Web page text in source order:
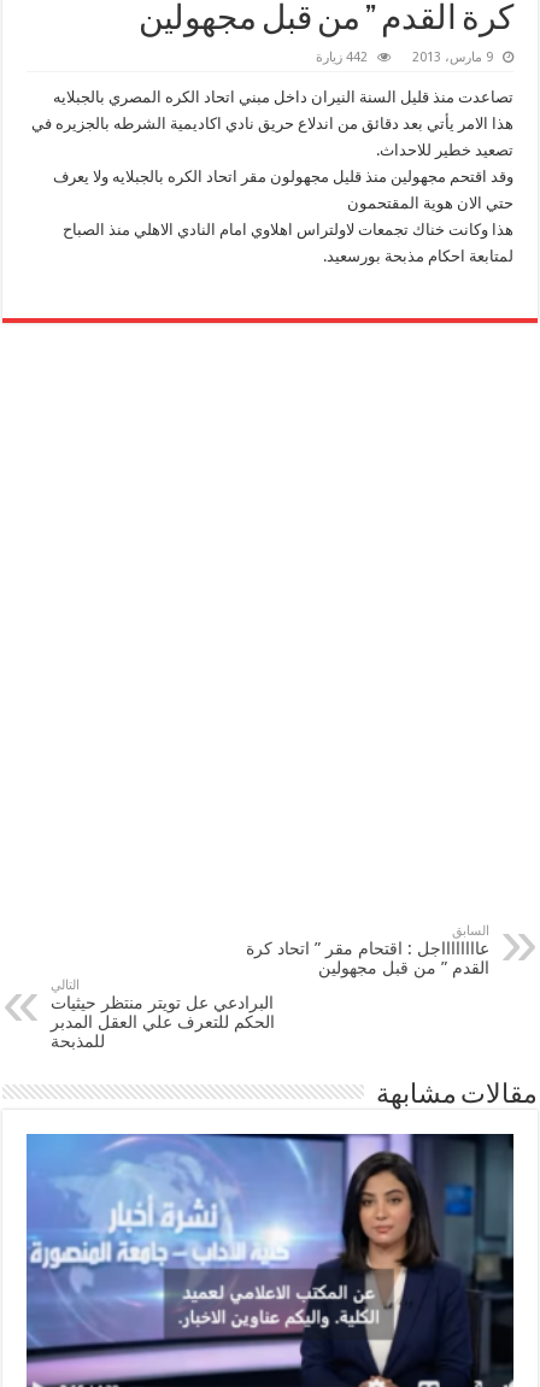
كرة القدم ” من قبل مجهولين
9 مارس، 2013 442 زيارة
تصاعدت منذ قليل السنة النيران داخل مبني اتحاد الكره المصري بالجبلايه
هذا الامر يأتي بعد دقائق من اندلاع حريق نادي اكاديمية الشرطه بالجزيره في
تصعيد خطير للاحداث.
وقد اقتحم مجهولين منذ قليل مجهولون مقر اتحاد الكره بالجبلايه ولا يعرف
حتي الان هوية المقتحمون
هذا وكانت خناك تجمعات لاولتراس اهلاوي امام النادي الاهلي منذ الصباح
لمتابعة احكام مذبحة بورسعيد.
السابق
عااااااااجل : اقتحام مقر ” اتحاد كرة
القدم ” من قبل مجهولين
التالي
البرادعي عل تويتر منتظر حيثيات
الحكم للتعرف علي العقل المدبر
للمذبحة
مقالات مشابهة